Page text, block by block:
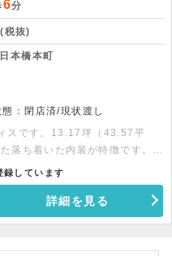
6分
税抜)
日本橋本町
態：閉店済/現状渡し
スです。13.17坪（43.57平
落ち着いた内装が特徴です。個
かな環境で業務に集中いただけ
い。
録しています
詳細を見る